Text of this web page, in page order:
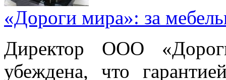
«Дороги мира»: за
Директор ООО
убеждена, что